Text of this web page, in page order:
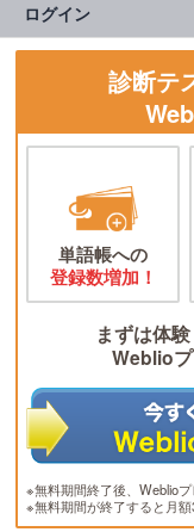
ログイン
診断テ
単語帳への
登録数増加！
まずは体
Weblio
※無料期間終了後、Weblio
※無料期間が終了すると月額